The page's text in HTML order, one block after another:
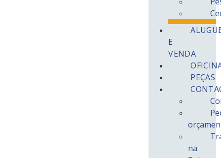
E
VENDA
PEÇAS
na